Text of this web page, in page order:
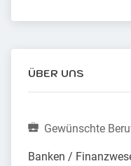
ÜBER UNS
Gewünschte
Banken /